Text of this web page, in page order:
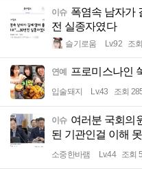
이슈 폭염속 남자가
전 실종자였다
슬기로움 Lv.92 조
연예 프로미스나인
입술돼지 Lv.43 조회
이슈 여러분 국회의
된 기관인걸 이해
소중한바램 Lv.44 조회